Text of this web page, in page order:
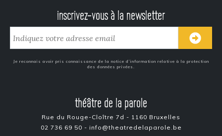
inscrivez-vous à la newsletter
Je reconnais avoir pris connaissance de la notice d’information relative à la protection
des données privées.
théâtre de la parole
Rue du Rouge-Cloître 7d - 1160 Bruxelles
02 736 69 50 - info@theatredelaparole.be